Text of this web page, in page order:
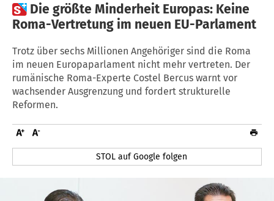
 Die größte Minderheit Europas: Keine
Roma-Vertretung im neuen EU-Parlament
Trotz über sechs Millionen Angehöriger sind die Roma
im neuen Europaparlament nicht mehr vertreten. Der
rumänische Roma-Experte Costel Bercus warnt vor
wachsender Ausgrenzung und fordert strukturelle
Reformen.
STOL auf Google folgen